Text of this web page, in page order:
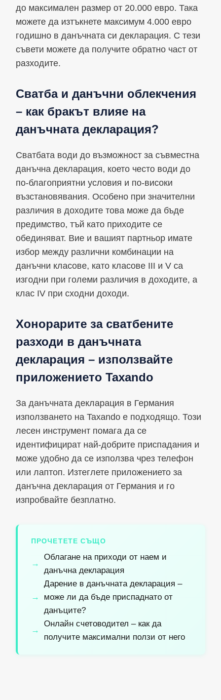
до максимален размер от 20.000 евро. Така
можете да изтъкнете максимум 4.000 евро
годишно в данъчната си декларация. С тези
съвети можете да получите обратно част от
разходите.
Сватба и данъчни облекчения
– как бракът влияе на
данъчната декларация?
Сватбата води до възможност за съвместна
данъчна декларация, което често води до
по-благоприятни условия и по-високи
възстановявания. Особено при значителни
различия в доходите това може да бъде
предимство, тъй като приходите се
обединяват. Вие и вашият партньор имате
избор между различни комбинации на
данъчни класове, като класове III и V са
изгодни при големи различия в доходите, а
клас IV при сходни доходи.
Хонорарите за сватбените
разходи в данъчната
декларация – използвайте
приложението Taxando
За данъчната декларация в Германия
използването на Taxando е подходящо. Този
лесен инструмент помага да се
идентифицират най-добрите приспадания и
може удобно да се използва чрез телефон
или лаптоп. Изтеглете приложението за
данъчна декларация от Германия и го
изпробвайте безплатно.
ПРОЧЕТЕТЕ СЪЩО
Облагане на приходи от наем и
данъчна декларация
Дарение в данъчната декларация –
може ли да бъде приспаднато от
данъците?
Онлайн счетоводител – как да
получите максимални ползи от него